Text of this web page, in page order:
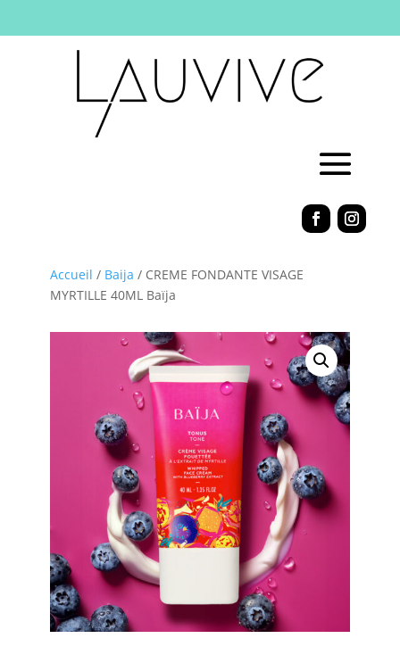
Accueil / Baija / CREME FONDANTE VISAGE
MYRTILLE 40ML Baïja